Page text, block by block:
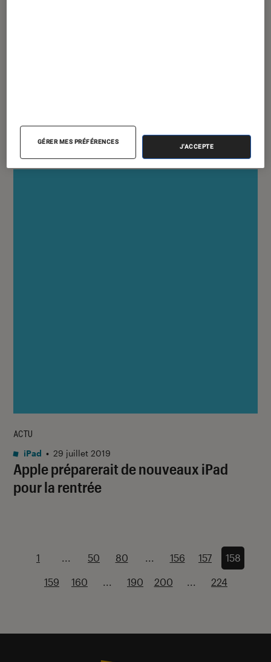
finalement compatibles 5G
Apple préparerait de nouveaux iPad
pour la rentrée
ACTU
iPad • 29 juillet 2019
1 ... 50 80 ... 156 157 158
159 160 ... 190 200 ... 224
GÉRER MES PRÉFÉRENCES
J'ACCEPTE